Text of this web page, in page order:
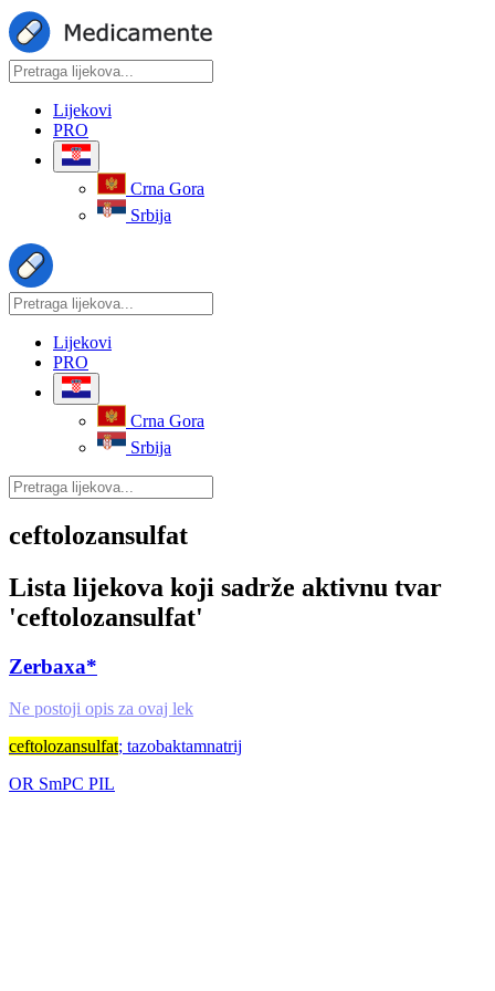
Lijekovi
PRO
Crna Gora
Srbija
Lijekovi
PRO
Crna Gora
Srbija
ceftolozansulfat
Lista lijekova koji sadrže aktivnu tvar
'ceftolozansulfat'
Zerbaxa*
Ne postoji opis za ovaj lek
ceftolozansulfat; tazobaktamnatrij
OR SmPC PIL